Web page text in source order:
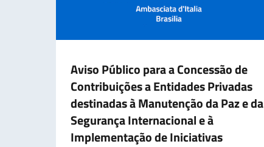
Aviso Público para a Concessão de
Contribuições a Entidades Privadas
destinadas à Manutenção da Paz e da
Segurança Internacional e à
Implementação de Iniciativas